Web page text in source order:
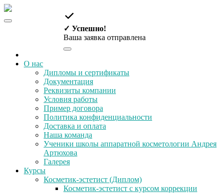
О нас
Дипломы и сертификаты
Документация
Реквизиты компании
Условия работы
Пример договора
Политика конфиденциальности
Доставка и оплата
Наша команда
Ученики школы аппаратной косметологии Андрея
Артюхова
Галерея
Курсы
Косметик-эстетист (Диплом)
Косметик-эстетист с курсом коррекции
✓ Успешно!
Ваша заявка отправлена